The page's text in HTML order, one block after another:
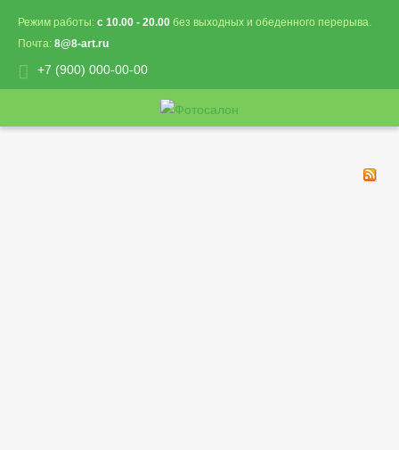
Режим работы: с 10.00 - 20.00 без выходных и обеденного перерыва.
Почта: 8@8-art.ru
+7 (900) 000-00-00